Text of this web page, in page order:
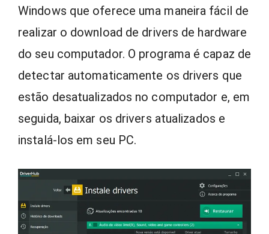
Windows que oferece uma maneira fácil de
realizar o download de drivers de hardware
do seu computador. O programa é capaz de
detectar automaticamente os drivers que
estão desatualizados no computador e, em
seguida, baixar os drivers atualizados e
instalá-los em seu PC.